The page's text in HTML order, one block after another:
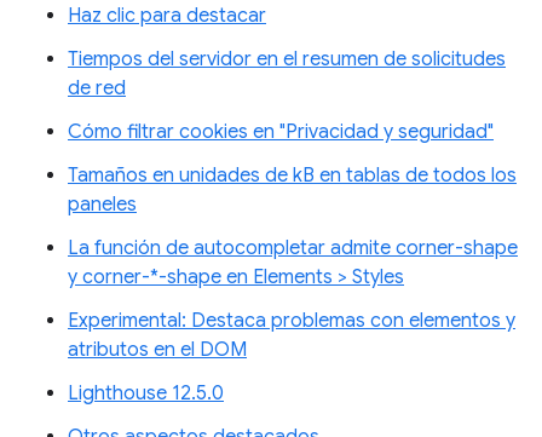
Haz clic para destacar
Tiempos del servidor en el resumen de solicitudes
de red
Cómo filtrar cookies en "Privacidad y seguridad"
Tamaños en unidades de kB en tablas de todos los
paneles
La función de autocompletar admite corner-shape
y corner-*-shape en Elements > Styles
Experimental: Destaca problemas con elementos y
atributos en el DOM
Lighthouse 12.5.0